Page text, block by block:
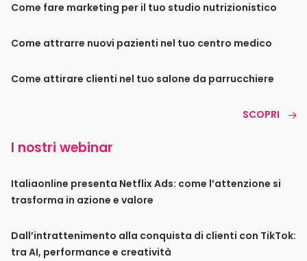
Come fare marketing per il tuo studio nutrizionistico
Come attrarre nuovi pazienti nel tuo centro medico
Come attirare clienti nel tuo salone da parrucchiere
SCOPRI
I nostri webinar
Italiaonline presenta Netflix Ads: come l’attenzione si
trasforma in azione e valore
Dall’intrattenimento alla conquista di clienti con TikTok:
tra AI, performance e creatività